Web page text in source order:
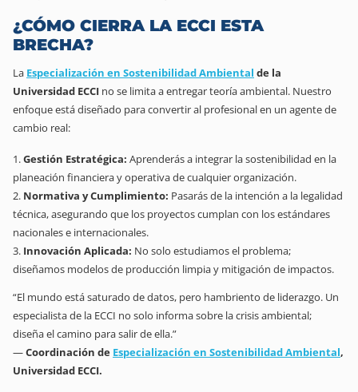
¿CÓMO CIERRA LA ECCI ESTA
BRECHA?
La Especialización en Sostenibilidad Ambiental de la
Universidad ECCI no se limita a entregar teoría ambiental. Nuestro
enfoque está diseñado para convertir al profesional en un agente de
cambio real:
Gestión Estratégica: Aprenderás a integrar la sostenibilidad en la
planeación financiera y operativa de cualquier organización.
Normativa y Cumplimiento: Pasarás de la intención a la legalidad
técnica, asegurando que los proyectos cumplan con los estándares
nacionales e internacionales.
Innovación Aplicada: No solo estudiamos el problema;
diseñamos modelos de producción limpia y mitigación de impactos.
“El mundo está saturado de datos, pero hambriento de liderazgo. Un
especialista de la ECCI no solo informa sobre la crisis ambiental;
diseña el camino para salir de ella.”
—Coordinación de Especialización en Sostenibilidad Ambiental,
Universidad ECCI.